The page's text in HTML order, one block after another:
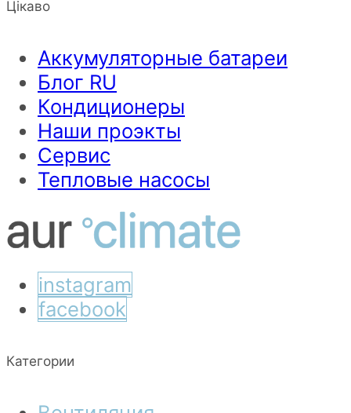
Цікаво
Аккумуляторные батареи
Блог RU
Кондиционеры
Наши проэкты
Сервис
Тепловые насосы
instagram
facebook
Категории